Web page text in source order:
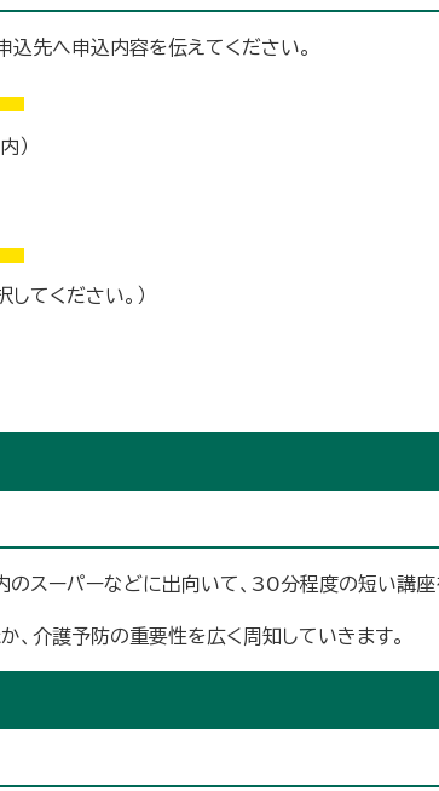
込先へ申込内容を伝えてください。
）
てください。）
のスーパーなどに出向いて、30分程度の短い講座
介護予防の重要性を広く周知していきます。